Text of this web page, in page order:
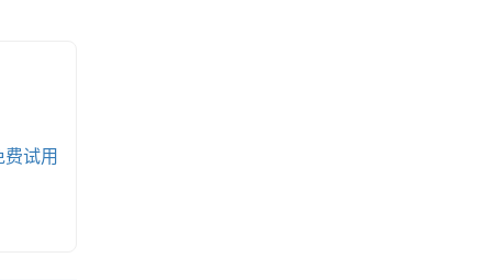
费试用